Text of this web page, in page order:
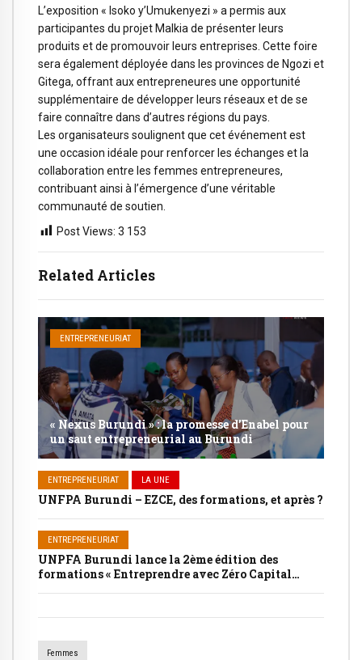
Related Articles
ENTREPRENEURIAT
« Nexus Burundi » : la promesse d’Enabel pour
un saut entrepreneurial au Burundi
ENTREPRENEURIAT LA UNE
UNFPA Burundi – EZCE, des formations, et après ?
ENTREPRENEURIAT
UNPFA Burundi lance la 2ème édition des
formations « Entreprendre avec Zéro Capital
L’exposition « Isoko y’Umukenyezi » a permis aux
participantes du projet Malkia de présenter leurs
produits et de promouvoir leurs entreprises. Cette foire
sera également déployée dans les provinces de Ngozi et
Gitega, offrant aux entrepreneures une opportunité
supplémentaire de développer leurs réseaux et de se
faire connaître dans d’autres régions du pays.
Les organisateurs soulignent que cet événement est
une occasion idéale pour renforcer les échanges et la
collaboration entre les femmes entrepreneures,
contribuant ainsi à l’émergence d’une véritable
communauté de soutien.
Post Views: 3 153
Femmes